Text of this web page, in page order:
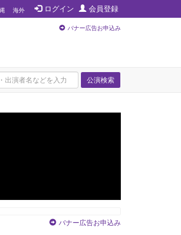
ログイン 会員登録
海外
バナー広告お申込み
公演検索
バナー広告お申込み